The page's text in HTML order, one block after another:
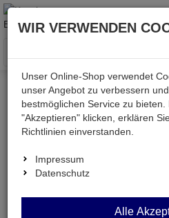
Menü
Weiter einkaufen Kessler
LPC-100-350
LPC-100-350
WIR VERWENDEN
Unser Online-Shop verwendet
unser Angebot zu verbessern
bestmöglichen Service zu bieten.
"Akzeptieren" klicken, erklären
Richtlinien einverstanden.
Impressum
Datenschutz
Alle